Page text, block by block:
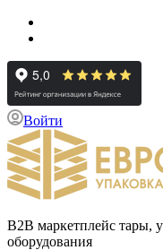
Войти
B2B маркетплейс тары,
оборудования